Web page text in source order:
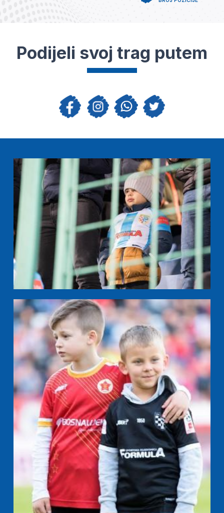
Podijeli svoj trag putem